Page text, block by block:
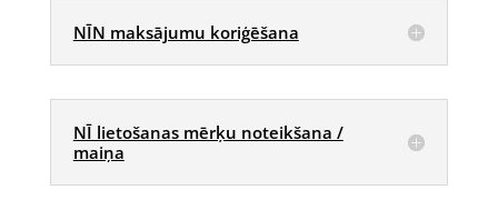
NĪN maksājumu koriģēšana
NĪ lietošanas mērķu noteikšana /
maiņa